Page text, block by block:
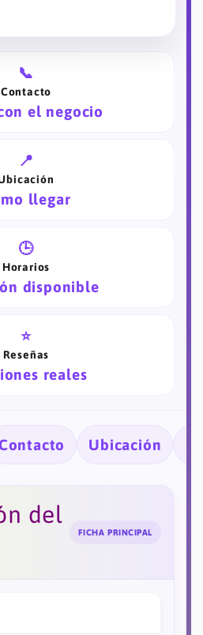
📞
Contacto
el negocio
📍
llegar
🕒
Horarios
disponible
⭐
Reseñas
reales
Contacto Ubicación
del
FICHA PRINCIPAL